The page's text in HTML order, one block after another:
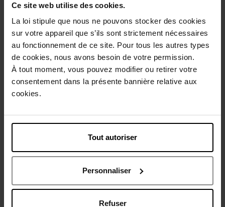
Ce site web utilise des cookies.
La loi stipule que nous ne pouvons stocker des cookies
sur votre appareil que s’ils sont strictement nécessaires
au fonctionnement de ce site. Pour tous les autres types
de cookies, nous avons besoin de votre permission.
À tout moment, vous pouvez modifier ou retirer votre
consentement dans la présente bannière relative aux
cookies.
Tout autoriser
Personnaliser
Refuser
Conseil d'utilisation
Caractéristiques
Vous aimerez peut-être